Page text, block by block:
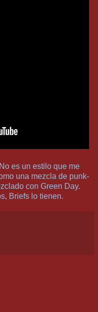
es un estilo que me
una mezcla de punk-
con Green Day.
Briefs lo tienen.